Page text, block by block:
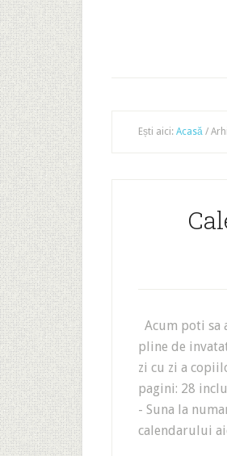
Ești aici: Acasă /
Acum poti sa
pline de
zi cu zi a
pagini: 28
- Suna la
calendarului